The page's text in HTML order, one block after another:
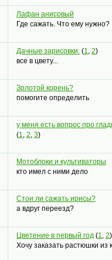
Лафан анисовый
Где сажать. Что ему нужно?
Дачные зарисовки. (1, 2)
все в цвету...
Золотой корень?
помогите определить
у меня есть вопрос про
(1, 2, 3)
Мотоблоки и культиваторы
кто имел с ними дело
Стои ли сажать ирисы?
а вдруг переезд?
Цветение в первый год (1, 2)
Хочу заказать растюшки из